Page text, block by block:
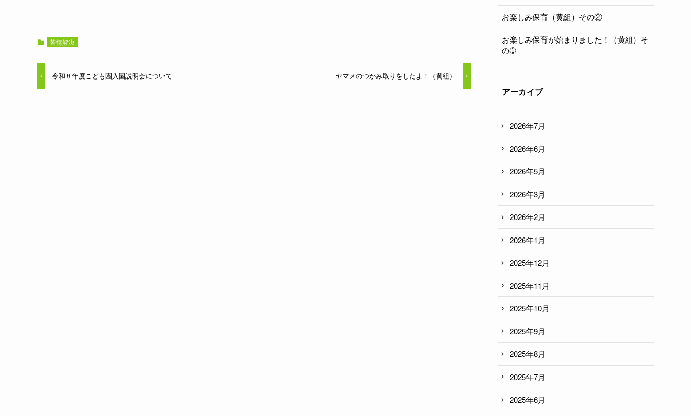
苦情解決
令和８年度こども園入園説明会について ヤマメのつかみ取りをしたよ！（黄組）
お楽しみ保育（黄組）その②
お楽しみ保育が始まりました！（黄組）そ
の➀
アーカイブ
2026年7月
2026年6月
2026年5月
2026年3月
2026年2月
2026年1月
2025年12月
2025年11月
2025年10月
2025年9月
2025年8月
2025年7月
2025年6月